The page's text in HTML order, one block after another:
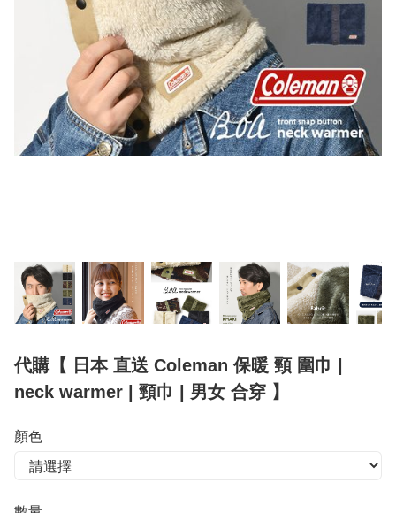
代購【 日本 直送 Coleman 保暖 頸 圍巾 |
neck warmer | 頸巾 | 男女 合穿 】
顏色